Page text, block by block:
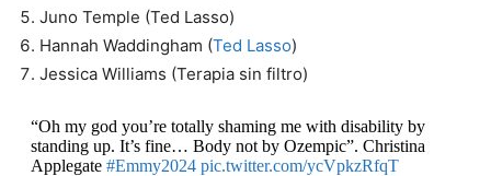
Juno Temple (Ted Lasso)
Hannah Waddingham (Ted Lasso)
Jessica Williams (Terapia sin filtro)
“Oh my god you’re totally shaming me with disability by
standing up. It’s fine… Body not by Ozempic”. Christina
Applegate #Emmy2024 pic.twitter.com/ycVpkzRfqT